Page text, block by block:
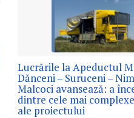
Lucrările la Apeductul
Dănceni – Suruceni –
Malcoci avansează: a
dintre cele mai
ale proiectului